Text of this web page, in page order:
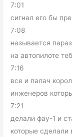
7:01
сигнал его бы
7:08
называется
на автопилоте
7:16
все и палач
инженеров
7:21
делали фау-1 и
которые сделали